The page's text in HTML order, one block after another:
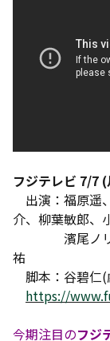
フジテレビ 7/7
出演：福原遥
介、柳葉敏郎、
濱尾ノリタ
祐
脚本：谷碧仁(
https://
今期注目のフジ